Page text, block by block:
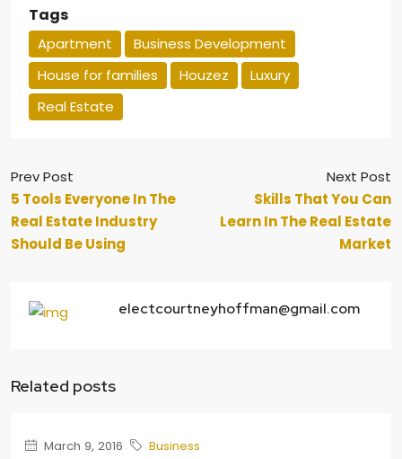
Tags
Apartment
Business Development
House for families
Houzez
Luxury
Real Estate
Prev Post
5 Tools Everyone In The
Real Estate Industry
Should Be Using
Next Post
Skills That You Can
Learn In The Real Estate
Market
electcourtneyhoffman@gmail.com
Related posts
March 9, 2016 Business